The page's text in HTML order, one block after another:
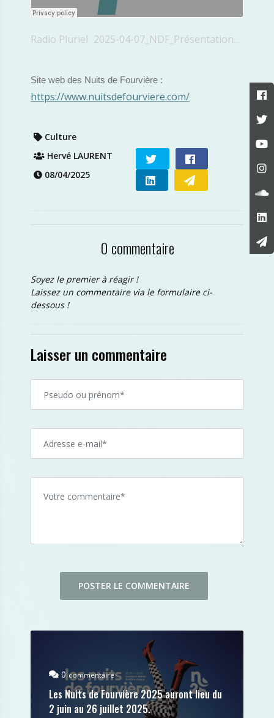
Radio Pluriel · 2025-04-07_NDF_Présentation_Complète
Site web des Nuits de Fourvière :
https://www.nuitsdefourviere.com/
Culture
Hervé LAURENT
08/04/2025
0 commentaire
Soyez le premier à réagir !
Laissez un commentaire via le formulaire ci-
dessous !
Laisser un commentaire
0 commentaire
Les Nuits de Fourvière 2025 auront lieu du
2 juin au 26 juillet 2025.